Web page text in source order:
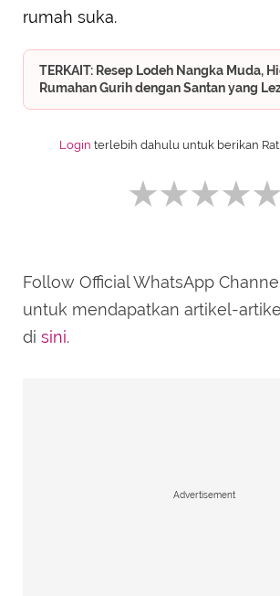
rumah suka.
TERKAIT: Resep Lodeh Nangka Muda,
Rumahan Gurih dengan Santan yang
Login terlebih dahulu untuk berikan
SUBMIT REVIEW
Follow Official WhatsApp
untuk mendapatkan artikel-
di sini.
Advertisement